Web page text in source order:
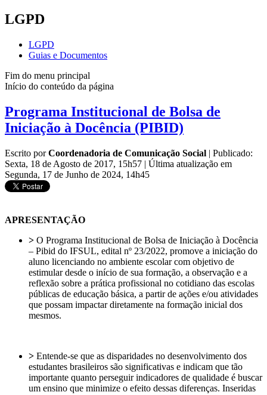
LGPD
LGPD
Guias e Documentos
Fim do menu principal
Início do conteúdo da página
Programa Institucional de Bolsa de
Iniciação à Docência (PIBID)
Escrito porCoordenadoria de Comunicação Social | Publicado:
Sexta, 18 de Agosto de 2017, 15h57 | Última atualização em
Segunda, 17 de Junho de 2024, 14h45
APRESENTAÇÃO
> O Programa Institucional de Bolsa de Iniciação à Docência
– Pibid do IFSUL, edital nº 23/2022, promove a iniciação do
aluno licenciando no ambiente escolar com objetivo de
estimular desde o início de sua formação, a observação e a
reflexão sobre a prática profissional no cotidiano das escolas
públicas de educação básica, a partir de ações e/ou atividades
que possam impactar diretamente na formação inicial dos
mesmos.
> Entende-se que as disparidades no desenvolvimento dos
estudantes brasileiros são significativas e indicam que tão
importante quanto perseguir indicadores de qualidade é buscar
um ensino que minimize o efeito dessas diferenças. Inseridas